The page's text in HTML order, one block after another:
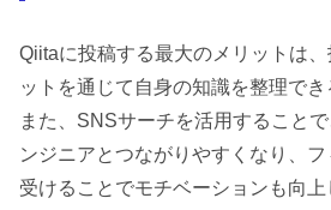
Qiitaに投稿する最大のメリットは
ットを通じて自身の知識を整理でき
また、SNSサーチを活用すること
ンジニアとつながりやすくなり、
受けることでモチベーションも向上